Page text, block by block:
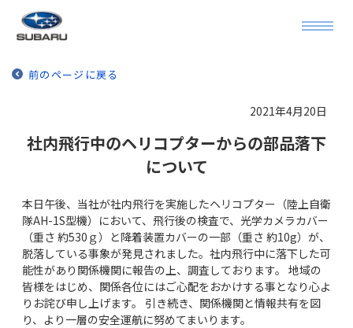
前のページに戻る
2021年4月20日
社内飛行中のヘリコプターからの部品落下
について
本日午後、当社が社内飛行を実施したヘリコプター（陸上自衛
隊AH-1S型機）において、飛行後の検査で、光学カメラカバー
（重さ 約530ｇ）と降着装置カバーの一部（重さ 約10g）が、
脱落している事象が発見されました。社内飛行中に落下した可
能性があり関係機関に報告の上、調査しております。 地域の
皆様をはじめ、関係各位にはご心配をおかけする事となり心よ
りお詫び申し上げます。 引き続き、関係機関と情報共有を図
り、より一層の安全運航に努めてまいります。